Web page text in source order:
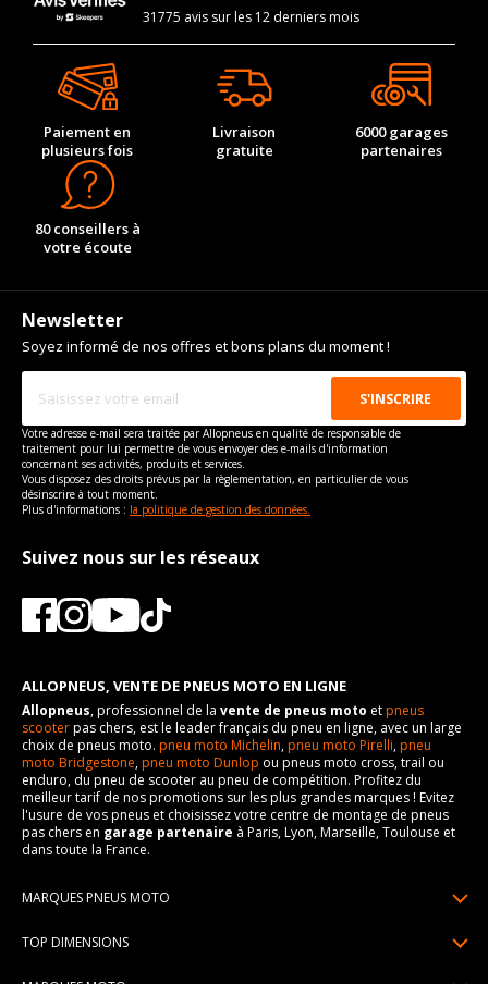
31775 avis sur les 12 derniers mois
Paiement en
plusieurs fois
Livraison
gratuite
6000 garages
partenaires
80 conseillers à
votre écoute
Newsletter
Soyez informé de nos offres et bons plans du moment !
Votre adresse e-mail sera traitée par Allopneus en qualité de responsable de
traitement pour lui permettre de vous envoyer des e-mails d'information
concernant ses activités, produits et services.
Vous disposez des droits prévus par la règlementation, en particulier de vous
désinscrire à tout moment.
Plus d'informations : la politique de gestion des données.
Suivez nous sur les réseaux
ALLOPNEUS, VENTE DE PNEUS MOTO EN LIGNE
Allopneus, professionnel de la vente de pneus moto etpneus
scooterpas chers, est le leader français du pneu en ligne, avec un large
choix de pneus moto. pneu moto Michelin,pneu moto Pirelli,pneu
moto Bridgestone,pneu moto Dunlop ou pneus moto cross, trail ou
enduro, du pneu de scooter au pneu de compétition. Profitez du
meilleur tarif de nos promotions sur les plus grandes marques ! Evitez
l'usure de vos pneus et choisissez votre centre de montage de pneus
pas chers en garage partenaire à Paris, Lyon, Marseille, Toulouse et
dans toute la France.
MARQUES PNEUS MOTO
TOP DIMENSIONS